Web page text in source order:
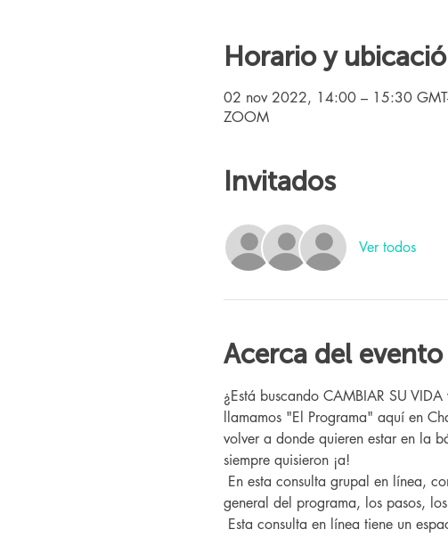
Horario y
02 nov 2022, 14:00 – 15:30
ZOOM
Invitados
Ver todos
Acerca del evento
¿Está buscando CAMBIAR SU
llamamos "El Programa" aquí en
volver a donde quieren estar en la
siempre quisieron ¡a!
general del programa, los pasos,
Esta consulta en línea tiene un